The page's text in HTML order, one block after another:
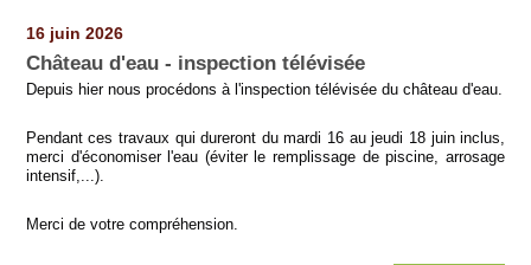
16 juin 2026
Château d'eau - inspection télévisée
Depuis hier nous procédons à l'inspection télévisée du château d'eau.
Pendant ces travaux qui dureront du mardi 16 au jeudi 18 juin inclus,
merci d'économiser l'eau (éviter le remplissage de piscine, arrosage
intensif,...).
Merci de votre compréhension.
Pages